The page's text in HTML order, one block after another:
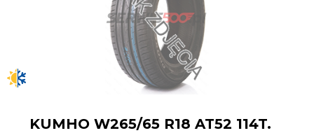
KUMHO W265/65 R18 AT52 114T.